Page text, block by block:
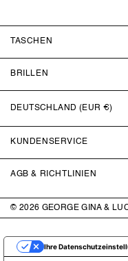
TASCHEN
BRILLEN
DEUTSCHLAND (EUR €)
KUNDENSERVICE
AGB & RICHTLINIEN
© 2026 GEORGE GINA &
Ihre